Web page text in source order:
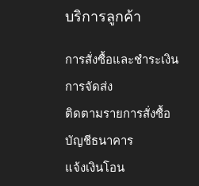
บริการลูกค้า
การสั่งซื้อและชำระเงิน
การจัดส่ง
ติดตามรายการสั่งซื้อ
บัญชีธนาคาร
แจ้งเงินโอน